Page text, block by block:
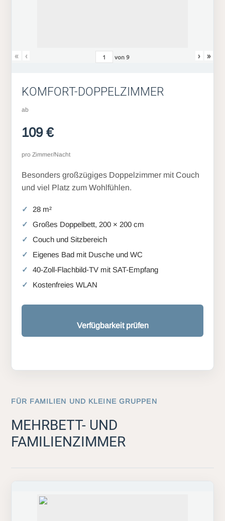
« ‹ von9 › »
KOMFORT-DOPPELZIMMER
ab
109 €
pro Zimmer/Nacht
Besonders großzügiges Doppelzimmer mit Couch
und viel Platz zum Wohlfühlen.
28 m²
Großes Doppelbett, 200 × 200 cm
Couch und Sitzbereich
Eigenes Bad mit Dusche und WC
40-Zoll-Flachbild-TV mit SAT-Empfang
Kostenfreies WLAN
Verfügbarkeit prüfen
FÜR FAMILIEN UND KLEINE GRUPPEN
MEHRBETT- UND
FAMILIENZIMMER